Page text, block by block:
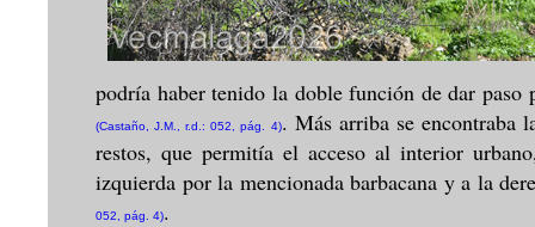
podría haber tenido la doble función de dar paso
(Castaño, J.M., r.d.: 052, pág. 4). Más arriba se encontraba
restos, que permitía el acceso al interior
izquierda por la mencionada barbacana y a la
052, pág. 4).